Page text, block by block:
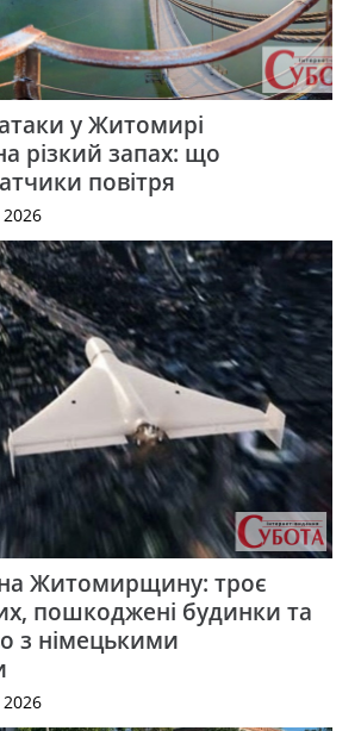
атаки у Житомирі
різкий запах: що
повітря
на Житомирщину: троє
пошкоджені будинки та
з німецькими